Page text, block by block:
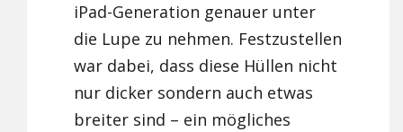
iPad-Generation genauer unter
die Lupe zu nehmen. Festzustellen
war dabei, dass diese Hüllen nicht
nur dicker sondern auch etwas
breiter sind – ein mögliches